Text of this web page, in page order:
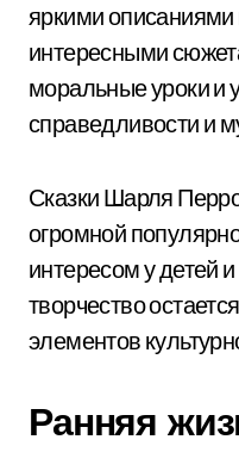
яркими
интересными
моральные уроки и
справедливости и
Сказки Шарля
огромной
интересом у детей
творчество
элементов
Ранняя